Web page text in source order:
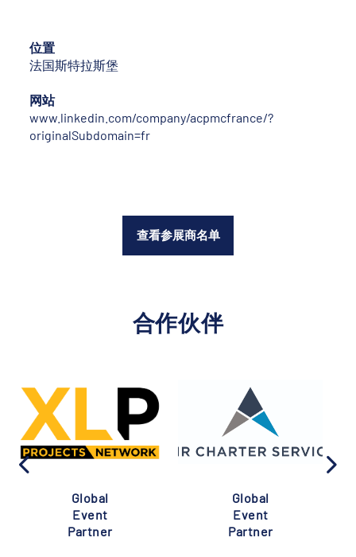
位置
法国斯特拉斯堡
网站
www.linkedin.com/company/acpmcfrance/?
originalSubdomain=fr
查看参展商名单
合作伙伴
Global
Event
Partner
Global
Event
Partner